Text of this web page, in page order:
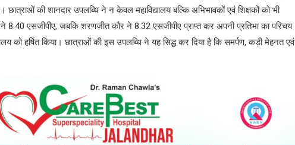
छात्राओं की शानदार उपलब्धि ने न केवल महाविद्यालय बल्कि अभिभावकों एवं शिक्षकों को भी
ने 8.40 एसजीपीए, जबकि शरणजीत कौर ने 8.32 एसजीपीए प्राप्त कर अपनी प्रतिभा का परिचय
को हर्षित किया। छात्राओं की इस उपलब्धि ने यह सिद्ध कर दिया है कि समर्पण, कड़ी मेहनत एवं